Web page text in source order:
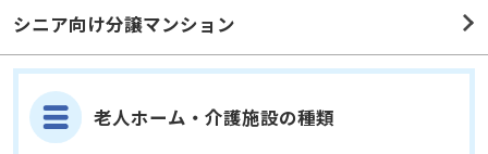
シニア向け分譲マンション
老人ホーム・介護施設の種類